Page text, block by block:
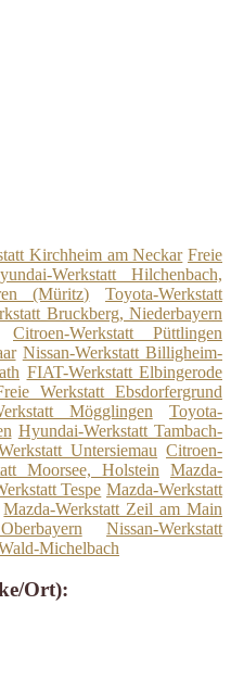
Kirchheim am Neckar Freie
Werkstatt Hilchenbach,
(Müritz)
Toyota-Werkstatt
Bruckberg, Niederbayern
Citroen-Werkstatt Püttlingen
Nissan-Werkstatt Billigheim-
FIAT-Werkstatt Elbingerode
Werkstatt Ebsdorfergrund
Mögglingen
Toyota-
Hyundai-Werkstatt Tambach-
Untersiemau Citroen-
Moorsee, Holstein
Mazda-
Tespe Mazda-Werkstatt
Mazda-Werkstatt Zeil am Main
Nissan-Werkstatt
Michelbach
Ort):